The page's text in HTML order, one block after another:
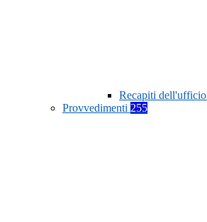
Recapiti dell'ufficio
Provvedimenti 255